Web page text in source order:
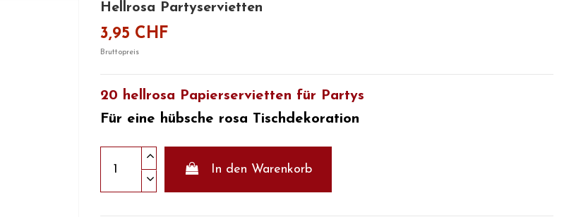
Hellrosa Partyservietten
3,95 CHF
Bruttopreis
20 hellrosa Papierservietten für Partys
Für eine hübsche rosa Tischdekoration
In den Warenkorb